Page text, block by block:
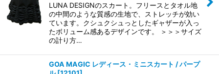
LUNA DESIGNのスカート。フリースとタオル地
の中間のような質感の生地で、ストレッチが効い
ています。クシュクシュっとしたギャザーが入っ
たボリューム感あるデザインです。 ＞＞＞サイズ
の計り方…
GOA MAGIC レディース・ミニスカート / パープ